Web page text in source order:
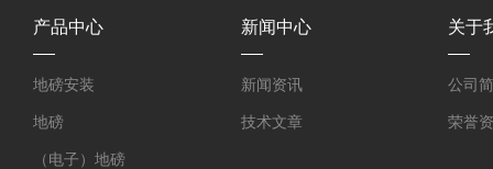
产品中心
地磅安装
地磅
（电子）地磅
新闻中心
新闻资讯
技术文章
关于
公司
荣誉